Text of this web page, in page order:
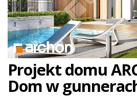
Projekt domu
Dom w